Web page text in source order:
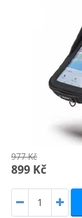
977 Kč
899 Kč